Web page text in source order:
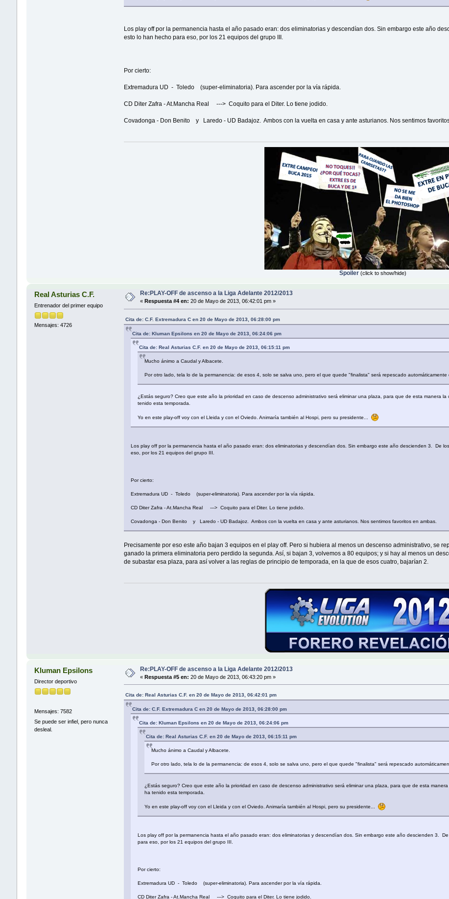
Los play off por la permanencia hasta el año pasado eran: dos eliminatorias y descendían dos. Sin embargo este año
esto lo han hecho para eso, por los 21 equipos del grupo III.
Por cierto:
Extremadura UD - Toledo (super-eliminatoria). Para ascender por la vía rápida.
CD Diter Zafra - At.Mancha Real ---> Coquito para el Diter. Lo tiene jodido.
Covadonga - Don Benito y Laredo - UD Badajoz. Ambos con la vuelta en casa y ante asturianos. Nos sentimos
Spoiler(click to show/hide)
Real Asturias C.F.
Entrenador del primer equipo
Mensajes: 4726
Re:PLAY-OFF de ascenso a la Liga Adelante 2012/2013
« Respuesta #4 en: 20 de Mayo de 2013, 06:42:01 pm »
Cita de: C.F. Extremadura C en 20 de Mayo de 2013, 06:28:00 pm
Cita de: Kluman Epsilons en 20 de Mayo de 2013, 06:24:06 pm
Cita de: Real Asturias C.F. en 20 de Mayo de 2013, 06:15:11 pm
Mucho ánimo a Caudal y Albacete.
Por otro lado, tela lo de la permanencia: de esos 4, solo se salva uno, pero el que quede "finalista" será repescado
¿Estás seguro? Creo que este año la prioridad en caso de descenso administrativo será eliminar una plaza, para que de esta manera
tenido esta temporada.
Yo en este play-off voy con el Lleida y con el Oviedo. Animaría también al Hospi, pero su presidente...
Los play off por la permanencia hasta el año pasado eran: dos eliminatorias y descendían dos. Sin embargo este año descienden 3. De
eso, por los 21 equipos del grupo III.
Por cierto:
Extremadura UD - Toledo (super-eliminatoria). Para ascender por la vía rápida.
CD Diter Zafra - At.Mancha Real ---> Coquito para el Diter. Lo tiene jodido.
Covadonga - Don Benito y Laredo - UD Badajoz. Ambos con la vuelta en casa y ante asturianos. Nos sentimos favoritos en ambas.
Precisamente por eso este año bajan 3 equipos en el play off. Pero si hubiera al menos un descenso administrativo, se
ganado la primera eliminatoria pero perdido la segunda. Así, si bajan 3, volvemos a 80 equipos; y si hay al menos un
de subastar esa plaza, para así volver a las reglas de principio de temporada, en la que de esos cuatro, bajarían 2.
Kluman Epsilons
Director deportivo
Mensajes: 7582
Se puede ser infiel, pero nunca
desleal.
Re:PLAY-OFF de ascenso a la Liga Adelante 2012/2013
« Respuesta #5 en: 20 de Mayo de 2013, 06:43:20 pm »
Cita de: Real Asturias C.F. en 20 de Mayo de 2013, 06:42:01 pm
Cita de: C.F. Extremadura C en 20 de Mayo de 2013, 06:28:00 pm
Cita de: Kluman Epsilons en 20 de Mayo de 2013, 06:24:06 pm
Cita de: Real Asturias C.F. en 20 de Mayo de 2013, 06:15:11 pm
Mucho ánimo a Caudal y Albacete.
Por otro lado, tela lo de la permanencia: de esos 4, solo se salva uno, pero el que quede "finalista" será repescado
¿Estás seguro? Creo que este año la prioridad en caso de descenso administrativo será eliminar una plaza, para que de esta
ha tenido esta temporada.
Yo en este play-off voy con el Lleida y con el Oviedo. Animaría también al Hospi, pero su presidente...
Los play off por la permanencia hasta el año pasado eran: dos eliminatorias y descendían dos. Sin embargo este año descienden 3.
para eso, por los 21 equipos del grupo III.
Por cierto:
Extremadura UD - Toledo (super-eliminatoria). Para ascender por la vía rápida.
CD Diter Zafra - At.Mancha Real ---> Coquito para el Diter. Lo tiene jodido.